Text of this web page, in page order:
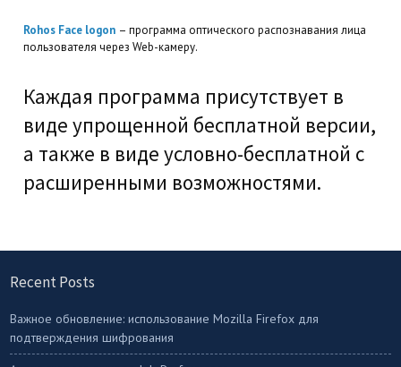
Rohos Face logon – программа оптического распознавания лица
пользователя через Web-камеру.
Каждая программа присутствует в
виде упрощенной бесплатной версии,
а также в виде условно-бесплатной с
расширенными возможностями.
Recent Posts
Важное обновление: использование Mozilla Firefox для
подтверждения шифрования